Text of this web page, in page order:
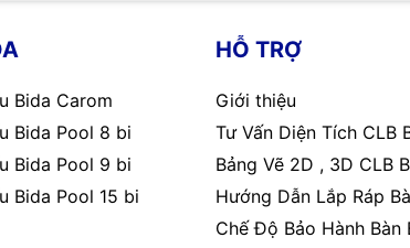
Bida Carom
Bida Pool 8 bi
Bida Pool 9 bi
Bida Pool 15 bi
HỖ TRỢ
Giới thiệu
Tư Vấn Diện Tích CLB
Bảng Vẽ 2D , 3D CLB
Hướng Dẫn Lắp Ráp
Chế Độ Bảo Hành Bàn